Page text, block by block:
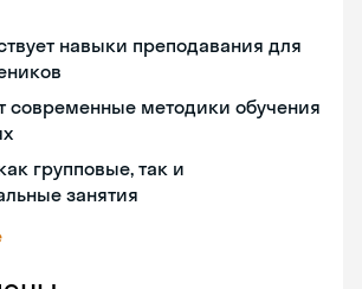
навыки преподавания для
современные методики обучения
групповые, так и
занятия